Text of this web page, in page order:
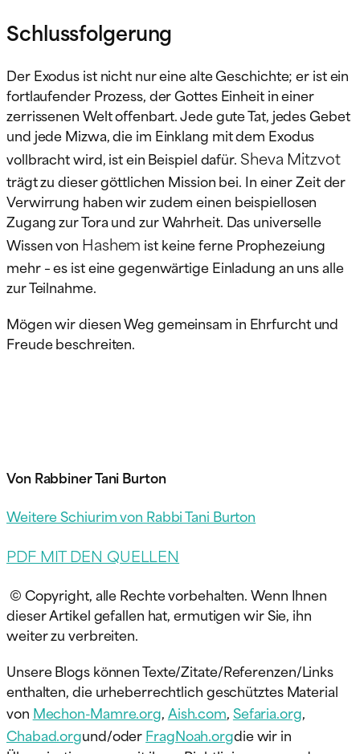
Schlussfolgerung
Der Exodus ist nicht nur eine alte Geschichte; er ist ein
fortlaufender Prozess, der Gottes Einheit in einer
zerrissenen Welt offenbart. Jede gute Tat, jedes Gebet
und jede Mizwa, die im Einklang mit dem Exodus
vollbracht wird, ist ein Beispiel dafür. Sheva Mitzvot
trägt zu dieser göttlichen Mission bei. In einer Zeit der
Verwirrung haben wir zudem einen beispiellosen
Zugang zur Tora und zur Wahrheit. Das universelle
Wissen von Hashem ist keine ferne Prophezeiung
mehr – es ist eine gegenwärtige Einladung an uns alle
zur Teilnahme.
Mögen wir diesen Weg gemeinsam in Ehrfurcht und
Freude beschreiten.
Von Rabbiner Tani Burton
Weitere Schiurim von Rabbi Tani Burton
PDF MIT DEN QUELLEN
© Copyright, alle Rechte vorbehalten. Wenn Ihnen
dieser Artikel gefallen hat, ermutigen wir Sie, ihn
weiter zu verbreiten.
Unsere Blogs können Texte/Zitate/Referenzen/Links
enthalten, die urheberrechtlich geschütztes Material
von Mechon-Mamre.org,Aish.com,Sefaria.org,
Chabad.orgund/oderFragNoah.orgdie wir in